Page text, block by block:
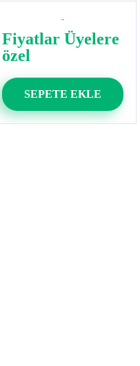
Fiyatlar Üyelere
özel
SEPETE EKLE